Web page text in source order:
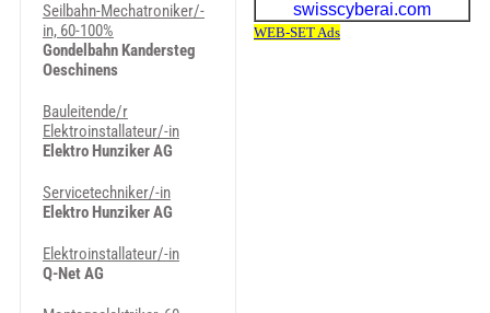
Seilbahn-Mechatroniker/-
in, 60-100%
Gondelbahn Kandersteg
Oeschinens
Bauleitende/r
Elektroinstallateur/-in
Elektro Hunziker AG
Servicetechniker/-in
Elektro Hunziker AG
Elektroinstallateur/-in
Q-Net AG